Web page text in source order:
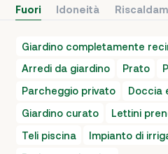
Fuori Idoneità
Giardino completamente
Arredi da giardino
Prato
Parcheggio privato
Doccia
Giardino curato
Lettini
Teli piscina
Impianto di